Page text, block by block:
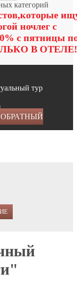
категорий
ночлег с
с пятницы
В ОТЕЛЕ!
тур
ОБРАТНЫЙ